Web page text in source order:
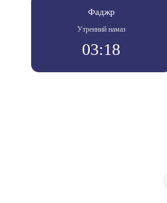
Фаджр
Утренний намаз
03:18